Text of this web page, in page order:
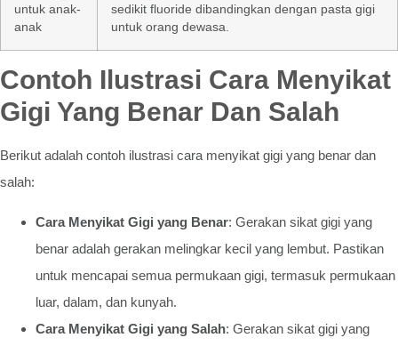
untuk anak-
anak
sedikit fluoride dibandingkan dengan pasta gigi
untuk orang dewasa.
Contoh Ilustrasi Cara Menyikat
Gigi Yang Benar Dan Salah
Berikut adalah contoh ilustrasi cara menyikat gigi yang benar dan
salah:
Cara Menyikat Gigi yang Benar: Gerakan sikat gigi yang
benar adalah gerakan melingkar kecil yang lembut. Pastikan
untuk mencapai semua permukaan gigi, termasuk permukaan
luar, dalam, dan kunyah.
Cara Menyikat Gigi yang Salah: Gerakan sikat gigi yang